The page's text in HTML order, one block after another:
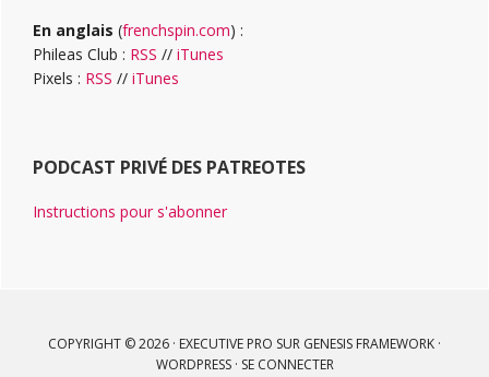
En anglais (frenchspin.com) :
Phileas Club : RSS // iTunes
Pixels : RSS // iTunes
PODCAST PRIVÉ DES PATREOTES
Instructions pour s'abonner
COPYRIGHT © 2026 · EXECUTIVE PRO SUR GENESIS FRAMEWORK ·
WORDPRESS· SE CONNECTER